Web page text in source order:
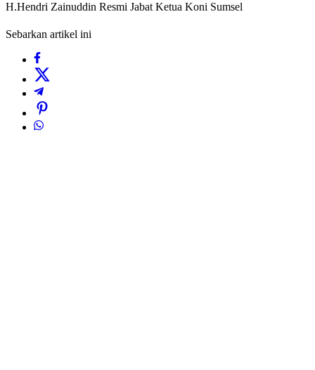
H.Hendri Zainuddin Resmi Jabat Ketua Koni Sumsel
Sebarkan artikel ini